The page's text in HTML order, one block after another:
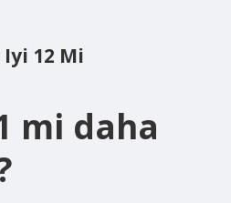
12 Mi
mi daha